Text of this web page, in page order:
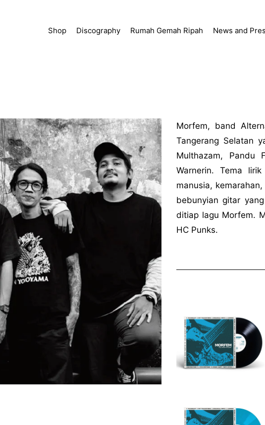
Shop Discography Rumah Gemah Ripah News and
Morfem, band
Tangerang Selatan
Multhazam, Pandu
Warnerin. Tema
manusia,
bebunyian gitar
ditiap lagu Morfem.
HC Punks.